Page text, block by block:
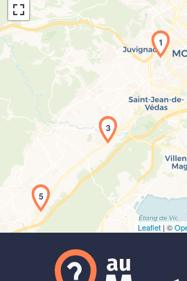
Chargement de la
1
3
5
Leaflet | ©